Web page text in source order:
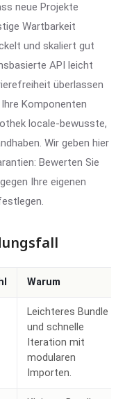
neue Projekte
Wartbarkeit
und skaliert gut
API leicht
überlassen
Komponenten
locale-bewusste,
Wir geben hier
Bewerten Sie
Ihre eigenen
Warum
Leichteres Bundle
und schnelle
Iteration mit
modularen
Importen.